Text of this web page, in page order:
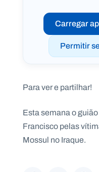
Carregar
Permitir
Para ver e partilhar!
Esta semana o
Francisco pelas
Mossul no Iraque.
e
e
r